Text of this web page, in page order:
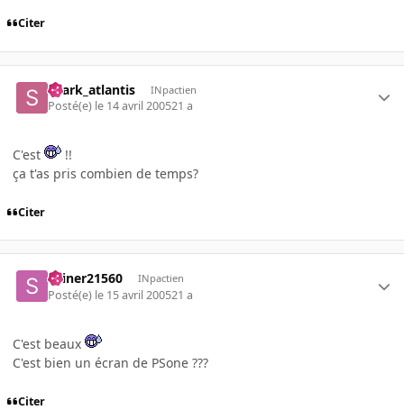
Citer
shark_atlantis INpactien
Posté(e) le 14 avril 200521 a
C'est
!!
ça t'as pris combien de temps?
Citer
skiner21560 INpactien
Posté(e) le 15 avril 200521 a
C'est beaux
C'est bien un écran de PSone ???
Citer